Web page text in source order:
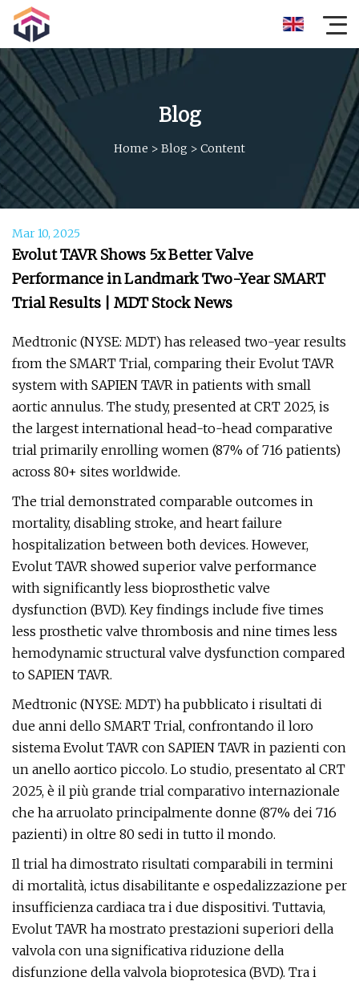
Blog
Home > Blog > Content
Mar 10, 2025
Evolut TAVR Shows 5x Better Valve
Performance in Landmark Two-Year SMART
Trial Results | MDT Stock News
Medtronic (NYSE: MDT) has released two-year results
from the SMART Trial, comparing their Evolut TAVR
system with SAPIEN TAVR in patients with small
aortic annulus. The study, presented at CRT 2025, is
the largest international head-to-head comparative
trial primarily enrolling women (87% of 716 patients)
across 80+ sites worldwide.
The trial demonstrated comparable outcomes in
mortality, disabling stroke, and heart failure
hospitalization between both devices. However,
Evolut TAVR showed superior valve performance
with significantly less bioprosthetic valve
dysfunction (BVD). Key findings include five times
less prosthetic valve thrombosis and nine times less
hemodynamic structural valve dysfunction compared
to SAPIEN TAVR.
Medtronic (NYSE: MDT) ha pubblicato i risultati di
due anni dello SMART Trial, confrontando il loro
sistema Evolut TAVR con SAPIEN TAVR in pazienti con
un anello aortico piccolo. Lo studio, presentato al CRT
2025, è il più grande trial comparativo internazionale
che ha arruolato principalmente donne (87% dei 716
pazienti) in oltre 80 sedi in tutto il mondo.
Il trial ha dimostrato risultati comparabili in termini
di mortalità, ictus disabilitante e ospedalizzazione per
insufficienza cardiaca tra i due dispositivi. Tuttavia,
Evolut TAVR ha mostrato prestazioni superiori della
valvola con una significativa riduzione della
disfunzione della valvola bioprotesica (BVD). Tra i